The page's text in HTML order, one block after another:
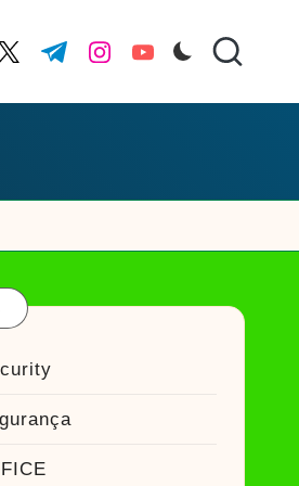
twitter.com
t.me instagram.com
youtube.com